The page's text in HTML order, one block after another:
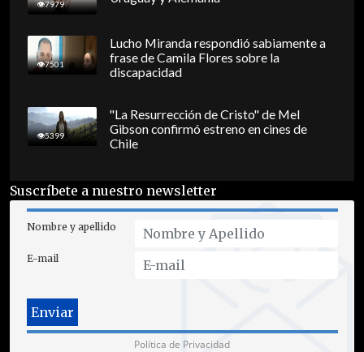
7979
7501
Lucho Miranda respondió sabiamente a
frase de Camila Flores sobre la
discapacidad
5399
"La Resurrección de Cristo" de Mel
Gibson confirmó estreno en cines de
Chile
Suscríbete a nuestro newsletter
Nombre y apellido
E-mail
Política de Privacidad